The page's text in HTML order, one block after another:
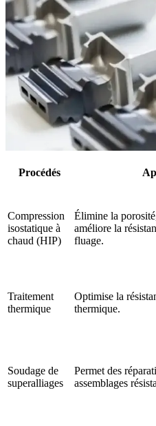
Procédés
Compression
isostatique à
chaud (HIP)
Élimine la
améliore la
fluage.
Traitement
thermique
Optimise la
thermique.
Soudage de
superalliages
Permet des
assemblages